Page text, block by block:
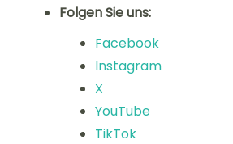
Folgen Sie uns:
Facebook
Instagram
X
YouTube
TikTok